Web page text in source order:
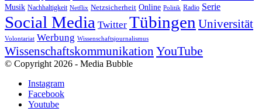
Musik Nachhaltigkeit Netflix Netzsicherheit Online Politik Radio Serie
Social Media Twitter Tübingen Universität
Volontariat Werbung Wissenschaftsjournalismus
Wissenschaftskommunikation YouTube
© Copyright 2026 - Media Bubble
Instagram
Facebook
Youtube